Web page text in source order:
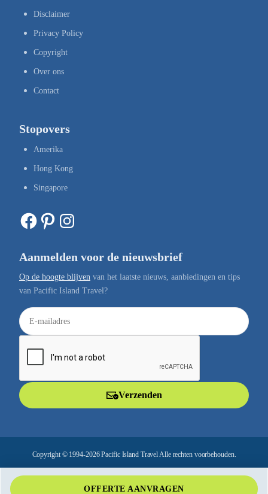
Disclaimer
Privacy Policy
Copyright
Over ons
Contact
Stopovers
Amerika
Hong Kong
Singapore
Facebook Pinterest Instagram
Aanmelden voor de nieuwsbrief
Op de hoogte blijven van het laatste nieuws, aanbiedingen en tips
van Pacific Island Travel?
E
-
a
Verzenden
Copyright © 1994-2026 Pacific Island Travel Alle rechten voorbehouden.
OFFERTE AANVRAGEN